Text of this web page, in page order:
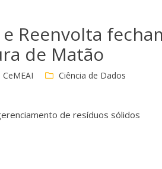
e Reenvolta
de Matão
Ciência de Dados
de resíduos sólidos